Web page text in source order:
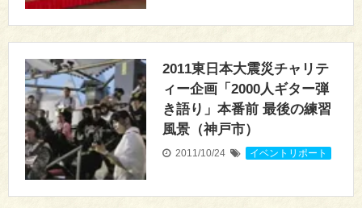
2011東日本大震災チャリテ
ィー企画「2000人ギター弾
き語り」本番前 最後の練習
風景（神戸市）
2011/10/24 イベントリポート